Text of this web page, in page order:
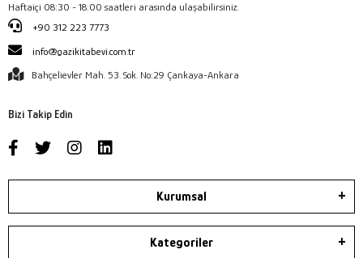
Haftaiçi 08:30 - 18:00 saatleri arasında ulaşabilirsiniz.
+90 312 223 7773
info@gazikitabevi.com.tr
Bahçelievler Mah. 53. Sok. No:29 Çankaya-Ankara
Bizi Takip Edin
Kurumsal
Kategoriler